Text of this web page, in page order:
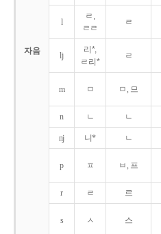
자음
l
ㄹ,
ㄹㄹ
ㄹ
lj
리*,
ㄹ리*
ㄹ
m ㅁ ㅁ, 므
n ㄴ ㄴ
nj 니* ㄴ
p ㅍ ㅂ, 프
r ㄹ 르
s ㅅ 스